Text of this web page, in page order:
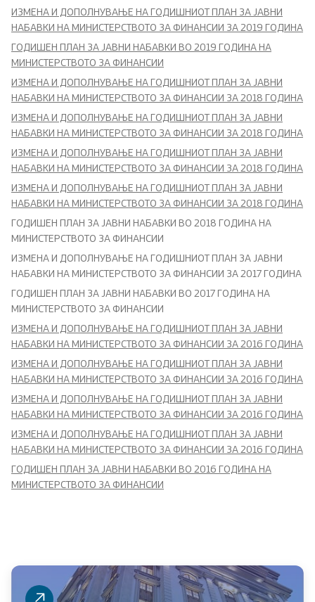
Проекти
Публикации и објави
Закони и прописи
Буџет и финансирање на ЕЛС
Даноци
Царина
Финансиски систем
Јавен долг
Позајмување од странство
Управа за имотно правни работи - закони
ИЗМЕНА И ДОПОЛНУВАЊЕ НА ГОДИШНИОТ ПЛАН ЗА ЈАВНИ
НАБАВКИ НА МИНИСТЕРСТВОТО ЗА ФИНАНСИИ ЗА 2019 ГОДИНА
ГОДИШЕН ПЛАН ЗА ЈАВНИ НАБАВКИ ВО 2019 ГОДИНА НА
МИНИСТЕРСТВОТО ЗА ФИНАНСИИ
ИЗМЕНА И ДОПОЛНУВАЊЕ НА ГОДИШНИОТ ПЛАН ЗА ЈАВНИ
НАБАВКИ НА МИНИСТЕРСТВОТО ЗА ФИНАНСИИ ЗА 2018 ГОДИНА
ИЗМЕНА И ДОПОЛНУВАЊЕ НА ГОДИШНИОТ ПЛАН ЗА ЈАВНИ
НАБАВКИ НА МИНИСТЕРСТВОТО ЗА ФИНАНСИИ ЗА 2018 ГОДИНА
ИЗМЕНА И ДОПОЛНУВАЊЕ НА ГОДИШНИОТ ПЛАН ЗА ЈАВНИ
НАБАВКИ НА МИНИСТЕРСТВОТО ЗА ФИНАНСИИ ЗА 2018 ГОДИНА
ИЗМЕНА И ДОПОЛНУВАЊЕ НА ГОДИШНИОТ ПЛАН ЗА ЈАВНИ
НАБАВКИ НА МИНИСТЕРСТВОТО ЗА ФИНАНСИИ ЗА 2018 ГОДИНА
ГОДИШЕН ПЛАН ЗА ЈАВНИ НАБАВКИ ВО 2018 ГОДИНА НА
МИНИСТЕРСТВОТО ЗА ФИНАНСИИ
ИЗМЕНА И ДОПОЛНУВАЊЕ НА ГОДИШНИОТ ПЛАН ЗА ЈАВНИ
НАБАВКИ НА МИНИСТЕРСТВОТО ЗА ФИНАНСИИ ЗА 2017 ГОДИНА
ГОДИШЕН ПЛАН ЗА ЈАВНИ НАБАВКИ ВО 2017 ГОДИНА НА
МИНИСТЕРСТВОТО ЗА ФИНАНСИИ
ИЗМЕНА И ДОПОЛНУВАЊЕ НА ГОДИШНИОТ ПЛАН ЗА ЈАВНИ
НАБАВКИ НА МИНИСТЕРСТВОТО ЗА ФИНАНСИИ ЗА 2016 ГОДИНА
ИЗМЕНА И ДОПОЛНУВАЊЕ НА ГОДИШНИОТ ПЛАН ЗА ЈАВНИ
НАБАВКИ НА МИНИСТЕРСТВОТО ЗА ФИНАНСИИ ЗА 2016 ГОДИНА
ИЗМЕНА И ДОПОЛНУВАЊЕ НА ГОДИШНИОТ ПЛАН ЗА ЈАВНИ
НАБАВКИ НА МИНИСТЕРСТВОТО ЗА ФИНАНСИИ ЗА 2016 ГОДИНА
ИЗМЕНА И ДОПОЛНУВАЊЕ НА ГОДИШНИОТ ПЛАН ЗА ЈАВНИ
НАБАВКИ НА МИНИСТЕРСТВОТО ЗА ФИНАНСИИ ЗА 2016 ГОДИНА
ГОДИШЕН ПЛАН ЗА ЈАВНИ НАБАВКИ ВО 2016 ГОДИНА НА
МИНИСТЕРСТВОТО ЗА ФИНАНСИИ